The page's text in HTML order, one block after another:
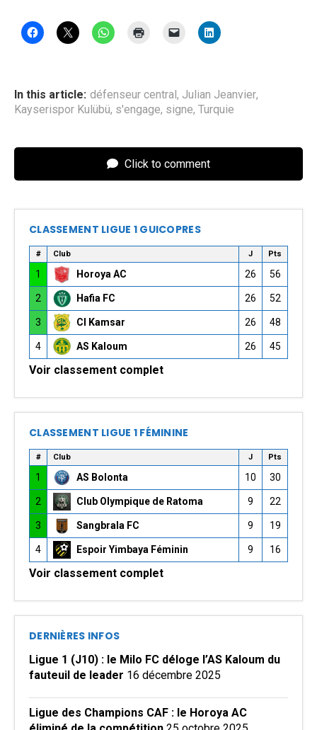
In this article: défenseur central, Julian Jeanvier,
Kayserispor Kulübü, s'engage, signe, Turquie
Click to comment
CLASSEMENT LIGUE 1 GUICOPRES
# Club J Pts
1 Horoya AC 26 56
2 Hafia FC 26 52
3 CI Kamsar 26 48
4 AS Kaloum 26 45
Voir classement complet
CLASSEMENT LIGUE 1 FÉMININE
# Club J Pts
1 AS Bolonta 10 30
2 Club Olympique de Ratoma 9 22
3 Sangbrala FC 9 19
4 Espoir Yimbaya Féminin 9 16
Voir classement complet
DERNIÈRES INFOS
Ligue 1 (J10) : le Milo FC déloge l’AS Kaloum du
fauteuil de leader 16 décembre 2025
Ligue des Champions CAF : le Horoya AC